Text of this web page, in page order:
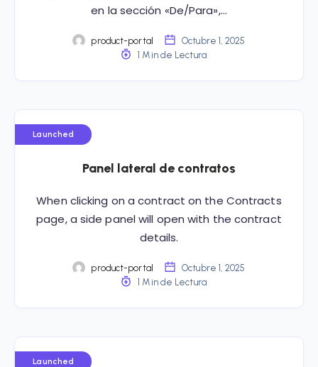
en la sección «De/Para»,…
product-portal
Octubre 1, 2025
1 Min de Lectura
Launched
Panel lateral de contratos
When clicking on a contract on the Contracts
page, a side panel will open with the contract
details.
product-portal
Octubre 1, 2025
1 Min de Lectura
Launched